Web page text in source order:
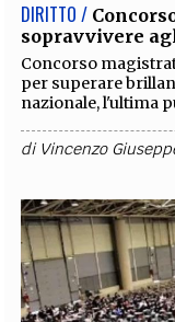
DIRITTO /
sopravvivere
Concorso
per superare
nazionale, l'ultima
di Vincenzo